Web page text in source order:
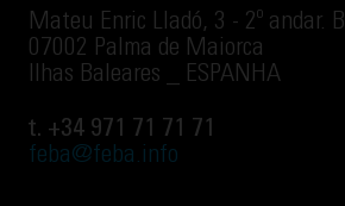
Mateu Enric Lladó, 3 - 2º andar. B
07002 Palma de Maiorca
Ilhas Baleares _ ESPANHA
t. +34 971 71 71 71
feba@feba.info